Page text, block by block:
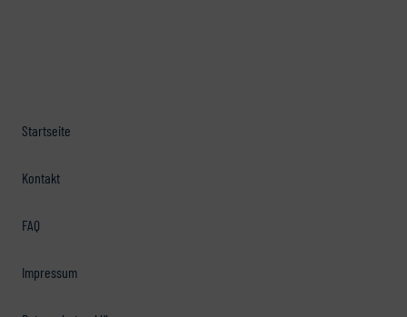
Startseite
Kontakt
FAQ
Impressum